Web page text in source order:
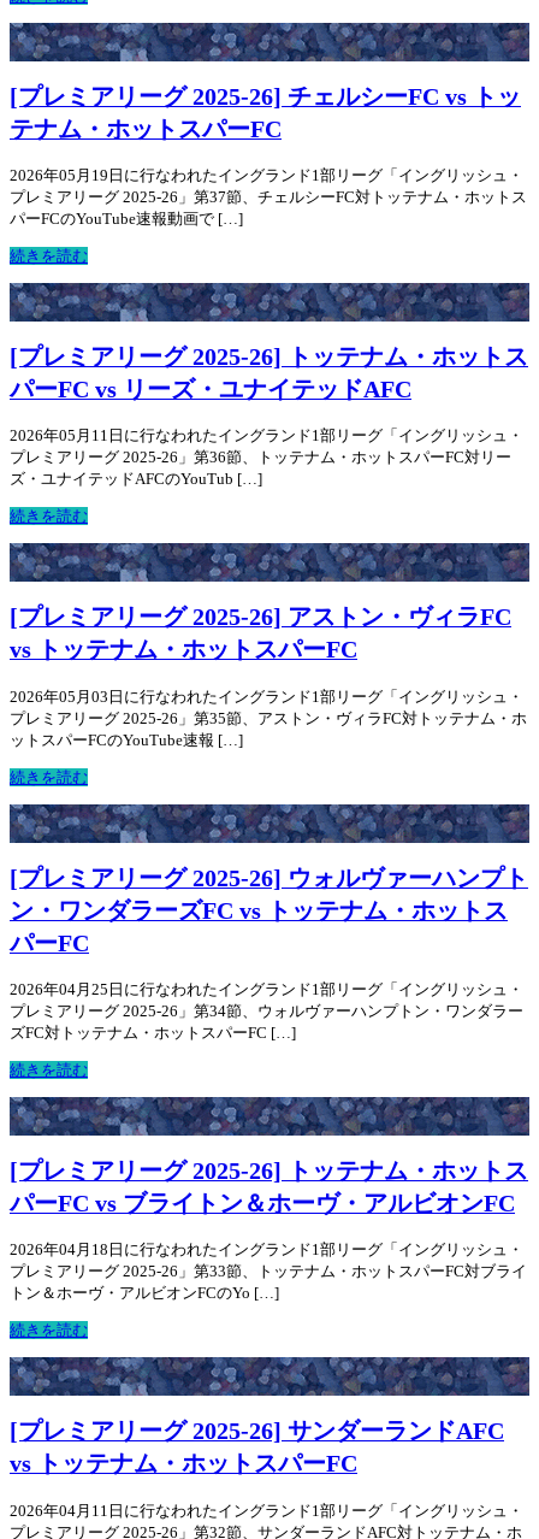
[プレミアリーグ 2025-26] チェルシーFC vs トッ
テナム・ホットスパーFC
2026年05月19日に行なわれたイングランド1部リーグ「イングリッシュ・
プレミアリーグ 2025-26」第37節、チェルシーFC対トッテナム・ホットス
パーFCのYouTube速報動画で […]
続きを読む
[プレミアリーグ 2025-26] トッテナム・ホットス
パーFC vs リーズ・ユナイテッドAFC
2026年05月11日に行なわれたイングランド1部リーグ「イングリッシュ・
プレミアリーグ 2025-26」第36節、トッテナム・ホットスパーFC対リー
ズ・ユナイテッドAFCのYouTub […]
続きを読む
[プレミアリーグ 2025-26] アストン・ヴィラFC
vs トッテナム・ホットスパーFC
2026年05月03日に行なわれたイングランド1部リーグ「イングリッシュ・
プレミアリーグ 2025-26」第35節、アストン・ヴィラFC対トッテナム・ホ
ットスパーFCのYouTube速報 […]
続きを読む
[プレミアリーグ 2025-26] ウォルヴァーハンプト
ン・ワンダラーズFC vs トッテナム・ホットス
パーFC
2026年04月25日に行なわれたイングランド1部リーグ「イングリッシュ・
プレミアリーグ 2025-26」第34節、ウォルヴァーハンプトン・ワンダラー
ズFC対トッテナム・ホットスパーFC […]
続きを読む
[プレミアリーグ 2025-26] トッテナム・ホットス
パーFC vs ブライトン＆ホーヴ・アルビオンFC
2026年04月18日に行なわれたイングランド1部リーグ「イングリッシュ・
プレミアリーグ 2025-26」第33節、トッテナム・ホットスパーFC対ブライ
トン＆ホーヴ・アルビオンFCのYo […]
続きを読む
[プレミアリーグ 2025-26] サンダーランドAFC
vs トッテナム・ホットスパーFC
2026年04月11日に行なわれたイングランド1部リーグ「イングリッシュ・
プレミアリーグ 2025-26」第32節、サンダーランドAFC対トッテナム・ホ